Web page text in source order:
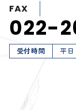
FAX
022-
受付時間 平日